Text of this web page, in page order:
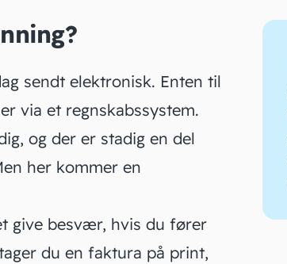
sendt elektronisk. Enten til
via et regnskabssystem.
og der er stadig en del
her kommer en
give besvær, hvis du fører
du en faktura på print,